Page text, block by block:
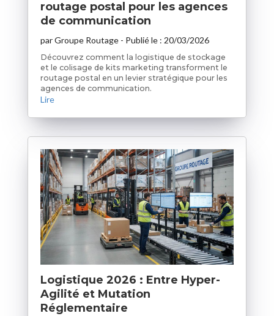
routage postal pour les agences
de communication
parGroupe Routage- Publié le : 20/03/2026
Découvrez comment la logistique de stockage
et le colisage de kits marketing transforment le
routage postal en un levier stratégique pour les
agences de communication.
Lire
Logistique 2026 : Entre Hyper-
Agilité et Mutation
Réglementaire